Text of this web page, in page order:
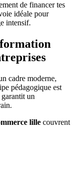
de financer tes
idéale pour
intensif.
cadre moderne,
pédagogique est
un
lille couvrent